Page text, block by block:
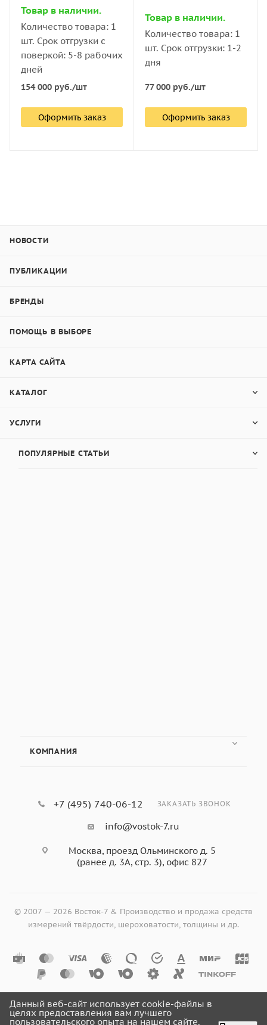
Товар в наличии.
Количество товара: 1
шт. Срок отгрузки с
поверкой: 5-8 рабочих
дней
154 000 руб./шт
Оформить заказ
Товар в наличии.
Количество товара: 1
шт. Срок отгрузки: 1-2
дня
77 000 руб./шт
Оформить заказ
НОВОСТИ
ПУБЛИКАЦИИ
БРЕНДЫ
ПОМОЩЬ В ВЫБОРЕ
КАРТА САЙТА
КАТАЛОГ
УСЛУГИ
ПОПУЛЯРНЫЕ СТАТЬИ
КОМПАНИЯ
+7 (495) 740-06-12 ЗАКАЗАТЬ ЗВОНОК
info@vostok-7.ru
Москва, проезд Ольминского д. 5
(ранее д. 3А, стр. 3), офис 827
© 2007 — 2026 Восток-7 & Производство и продажа средств
измерений твёрдости, шероховатости, толщины и др.
Данный веб-сайт использует cookie-файлы в
целях предоставления вам лучшего
пользовательского опыта на нашем сайте.